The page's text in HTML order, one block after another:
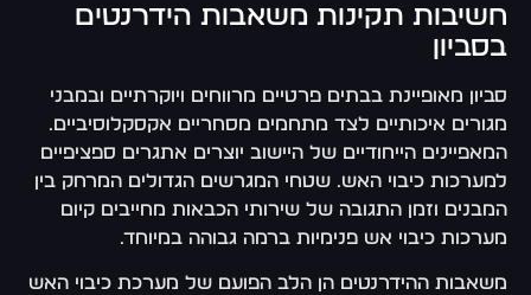
חשיבות תקינות משאבות הידרנטים
בסביון
סביון מאופיינת בבתים פרטיים מרווחים ויוקרתיים ובמבני
מגורים איכותיים לצד מתחמים מסחריים אקסקלוסיביים.
המאפיינים הייחודיים של היישוב יוצרים אתגרים ספציפיים
למערכות כיבוי האש. שטחי המגרשים הגדולים המרחק בין
המבנים וזמן התגובה של שירותי הכבאות מחייבים קיום
מערכות כיבוי אש פנימיות ברמה גבוהה במיוחד.
משאבות ההידרנטים הן הלב הפועם של מערכת כיבוי האש